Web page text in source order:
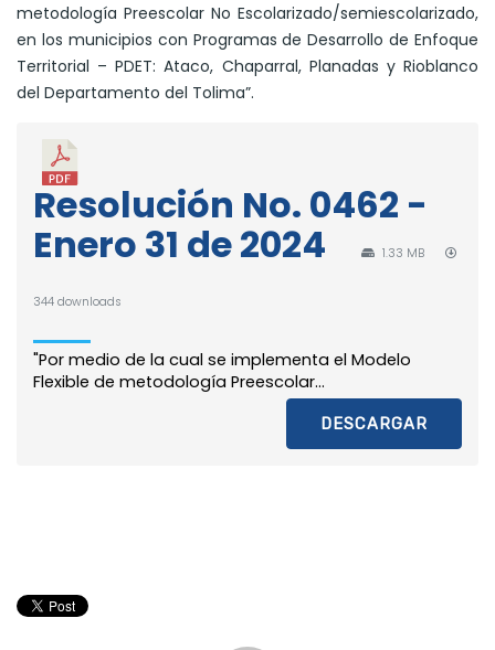
metodología Preescolar No Escolarizado/semiescolarizado,
en los municipios con Programas de Desarrollo de Enfoque
Territorial – PDET: Ataco, Chaparral, Planadas y Rioblanco
del Departamento del Tolima”.
Resolución No. 0462 -
Enero 31 de 2024
1.33 MB
344 downloads
"Por medio de la cual se implementa el Modelo
Flexible de metodología Preescolar...
DESCARGAR